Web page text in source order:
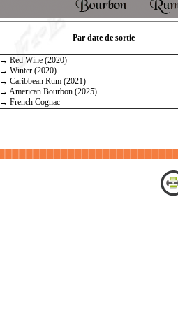
Par date de sortie
→ Red Wine (2020)
→ Winter (2020)
→ Caribbean Rum (2021)
→ American Bourbon (2025)
→ French Cognac